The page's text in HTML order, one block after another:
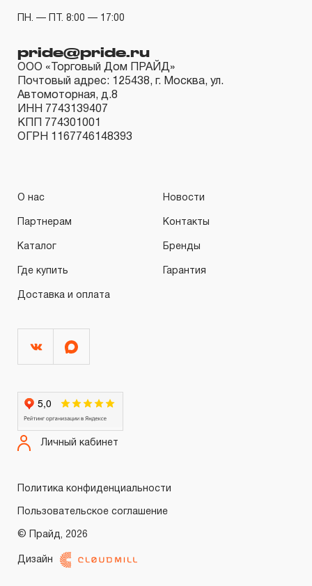
Войти
ПН. — ПТ. 8:00 — 17:00
pride@pride.ru
ООО «Торговый Дом ПРАЙД»
Почтовый адрес: 125438, г. Москва, ул.
Автомоторная, д.8
ИНН 7743139407
КПП 774301001
ОГРН 1167746148393
О нас Новости
Партнерам Контакты
Каталог Бренды
Где купить Гарантия
Доставка и оплата
Личный кабинет
Политика конфиденциальности
Пользовательское соглашение
© Прайд, 2026
Дизайн